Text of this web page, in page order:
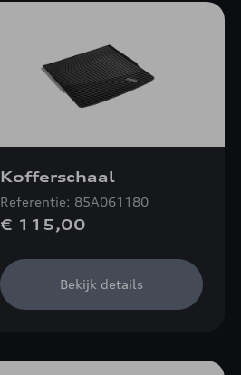
Kofferschaal
Referentie: 85A061180
€ 115,00
Bekijk details